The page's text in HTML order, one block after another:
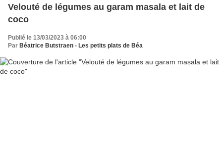
Velouté de légumes au garam masala et lait de
coco
Publié le 13/03/2023 à 06:00
Par Béatrice Butstraen - Les petits plats de Béa